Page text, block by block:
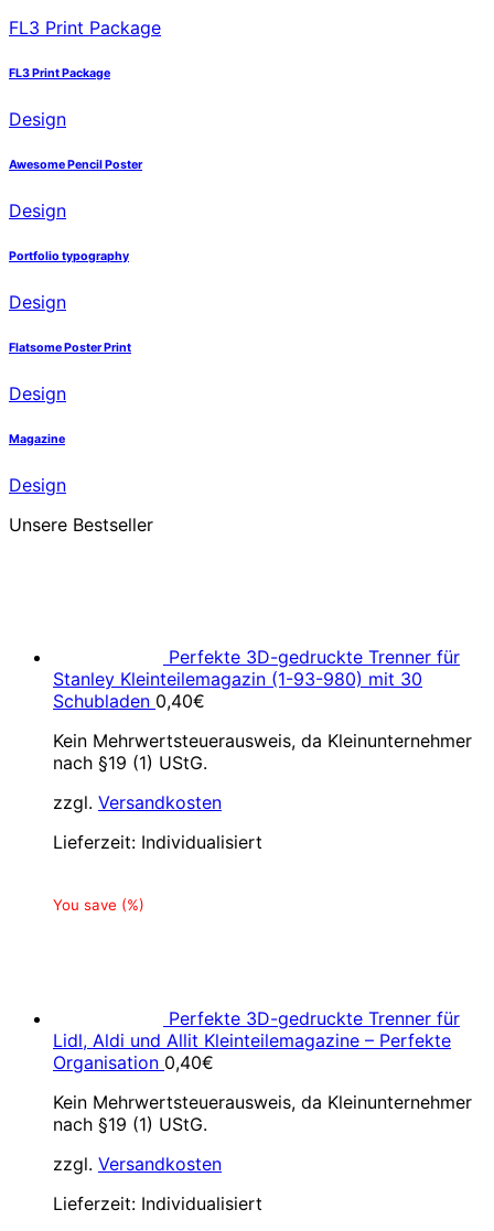
FL3 Print Package
FL3 Print Package
Design
Awesome Pencil Poster
Design
Portfolio typography
Design
Flatsome Poster Print
Design
Magazine
Design
Unsere Bestseller
Perfekte 3D-gedruckte Trenner für
Stanley Kleinteilemagazin (1-93-980) mit 30
Schubladen 0,40€
Kein Mehrwertsteuerausweis, da Kleinunternehmer
nach §19 (1) UStG.
zzgl. Versandkosten
Lieferzeit: Individualisiert
You save (%)
Perfekte 3D-gedruckte Trenner für
Lidl, Aldi und Allit Kleinteilemagazine – Perfekte
Organisation 0,40€
Kein Mehrwertsteuerausweis, da Kleinunternehmer
nach §19 (1) UStG.
zzgl. Versandkosten
Lieferzeit: Individualisiert